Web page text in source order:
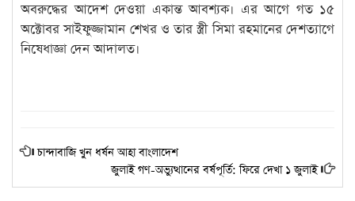
অবরুদ্ধের আদেশ দেওয়া একান্ত আবশ্যক। এর আগে গত ১৫
অক্টোবর সাইফুজ্জামান শেখর ও তার স্ত্রী সিমা রহমানের দেশত্যাগে
নিষেধাজ্ঞা দেন আদালত।
চান্দাবাজি খুন ধর্ষন আহা বাংলাদেশ
জুলাই গণ-অভ্যুত্থানের বর্ষপূর্তি: ফিরে দেখা ১ জুলাই